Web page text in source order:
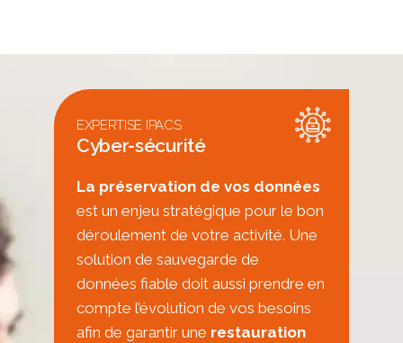
EXPERTISE IPACS
Cyber-sécurité
La préservation de vos données
est un enjeu stratégique pour le bon
déroulement de votre activité. Une
solution de sauvegarde de
données fiable doit aussi prendre en
compte l’évolution de vos besoins
afin de garantir une restauration